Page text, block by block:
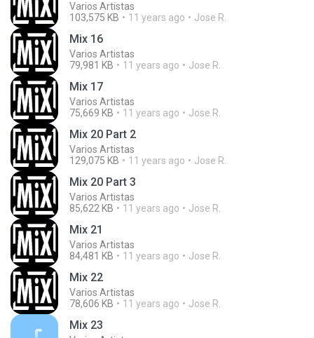
Varios Artistas
103,575 KB
11 years ago Jose R.
Mix 16
Varios Artistas
79,981 KB
11 years ago Jose R.
Mix 17
Varios Artistas
75,669 KB
11 years ago Jose R.
Mix 20 Part 2
Varios Artistas
129,075 KB
11 years ago Jose R.
Mix 20 Part 3
Varios Artistas
85,622 KB
11 years ago Jose R.
Mix 21
Varios Artistas
84,481 KB
11 years ago Jose R.
Mix 22
Varios Artistas
78,606 KB
11 years ago Jose R.
Mix 23